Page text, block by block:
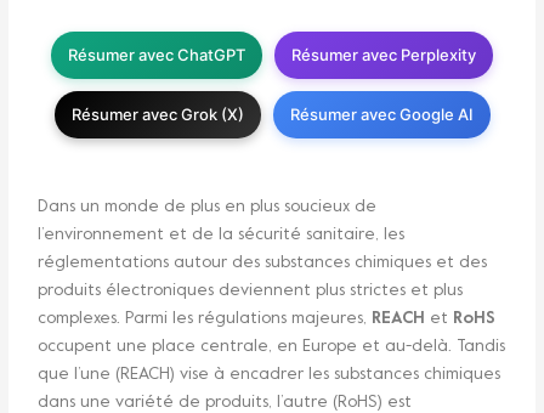
Résumer avec ChatGPT Résumer avec Perplexity
Résumer avec Grok (X) Résumer avec Google AI
Dans un monde de plus en plus soucieux de
l’environnement et de la sécurité sanitaire, les
réglementations autour des substances chimiques et des
produits électroniques deviennent plus strictes et plus
complexes. Parmi les régulations majeures, REACH et RoHS
occupent une place centrale, en Europe et au-delà. Tandis
que l’une (REACH) vise à encadrer les substances chimiques
dans une variété de produits, l’autre (RoHS) est